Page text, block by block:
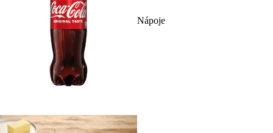
Nápoje